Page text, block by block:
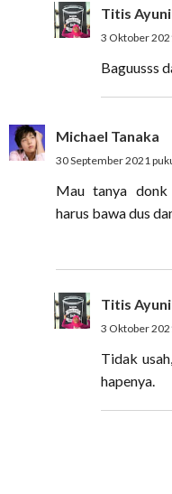
Titis
3 Oktober
Baguusss
Michael Tanaka
30 September 2021
Mau tanya
harus bawa dus
Titis
3 Oktober
Tidak
hapenya.